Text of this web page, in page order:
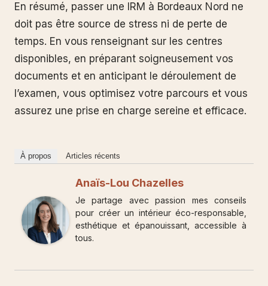
En résumé, passer une IRM à Bordeaux Nord ne
doit pas être source de stress ni de perte de
temps. En vous renseignant sur les centres
disponibles, en préparant soigneusement vos
documents et en anticipant le déroulement de
l’examen, vous optimisez votre parcours et vous
assurez une prise en charge sereine et efficace.
À propos Articles récents
Anaïs-Lou Chazelles
Je partage avec passion mes conseils
pour créer un intérieur éco-responsable,
esthétique et épanouissant, accessible à
tous.